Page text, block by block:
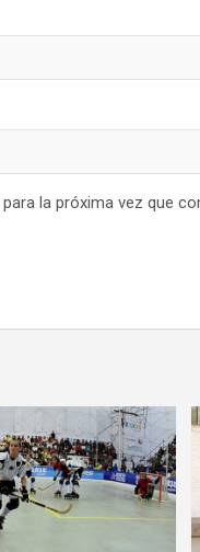
la próxima vez que